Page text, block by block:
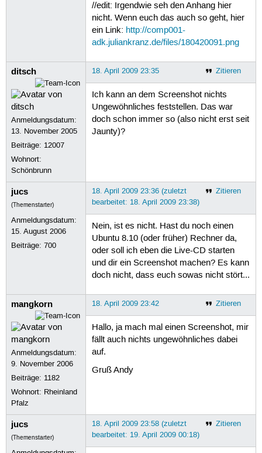
//edit: Irgendwie seh den Anhang hier
nicht. Wenn euch das auch so geht, hier
ein Link: http://comp001-
adk.juliankranz.de/files/180420091.png
ditsch
Anmeldungsdatum:
13. November 2005
Beiträge: 12007
Wohnort:
Schönbrunn
Zitieren
18. April 2009 23:35
Ich kann an dem Screenshot nichts
Ungewöhnliches feststellen. Das war
doch schon immer so (also nicht erst seit
Jaunty)?
jucs
(Themenstarter)
Anmeldungsdatum:
15. August 2006
Beiträge:700
Zitieren
18. April 2009 23:36 (zuletzt
bearbeitet: 18. April 2009 23:38)
Nein, ist es nicht. Hast du noch einen
Ubuntu 8.10 (oder früher) Rechner da,
oder soll ich eben die Live-CD starten
und dir ein Screenshot machen? Es kann
doch nicht, dass euch sowas nicht stört...
mangkorn
Anmeldungsdatum:
9. November 2006
Beiträge: 1182
Wohnort: Rheinland
Pfalz
Zitieren
18. April 2009 23:42
Hallo, ja mach mal einen Screenshot, mir
fällt auch nichts ungewöhnliches dabei
auf.
Gruß Andy
jucs
(Themenstarter)
Zitieren
18. April 2009 23:58 (zuletzt
bearbeitet: 19. April 2009 00:18)